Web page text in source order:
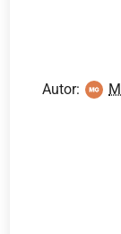
Autor: